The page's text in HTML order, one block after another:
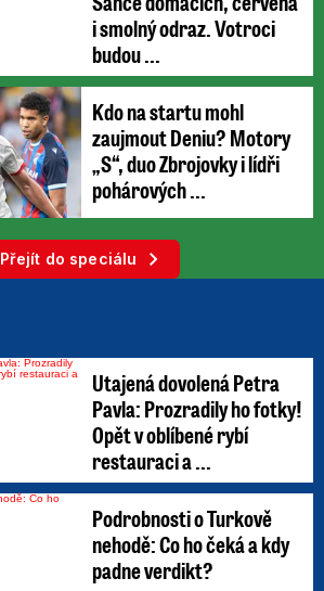
i smolný odraz. Votroci
budou ...
Kdo na startu mohl
zaujmout Deniu? Motory
„S“, duo Zbrojovky i lídři
pohárových ...
Přejít do speciálu
Utajená dovolená Petra
Pavla: Prozradily ho fotky!
Opět v oblíbené rybí
restauraci a ...
Podrobnosti o Turkově
nehodě: Co ho čeká a kdy
padne verdikt?